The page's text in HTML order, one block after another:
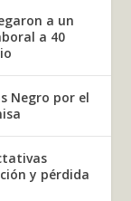
a un
a 40
Negro por el
y pérdida